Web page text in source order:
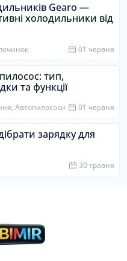
Gearo —
холодильники від
01 червня
тип,
та функції
Автопилососи 01 червня
зарядку для
30 травня